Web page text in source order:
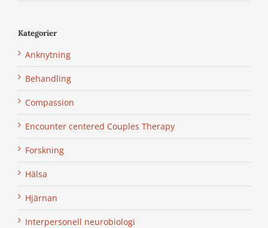
Kategorier
Anknytning
Behandling
Compassion
Encounter centered Couples Therapy
Forskning
Hälsa
Hjärnan
Interpersonell neurobiologi